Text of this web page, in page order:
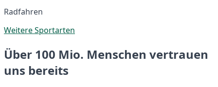
Radfahren
Weitere Sportarten
Über 100 Mio. Menschen vertrauen
uns bereits